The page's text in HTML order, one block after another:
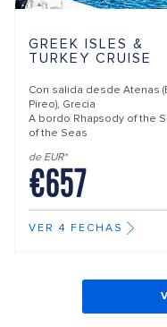
GREEK ISLES &
TURKEY CRUISE
Con salida desde Atenas
Pireo), Grecia
A bordo Rhapsody of the
of the Seas
de EUR*
€657
VER 4 FECHAS